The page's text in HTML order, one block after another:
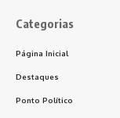
Categorias
Página Inicial
Destaques
Ponto Político